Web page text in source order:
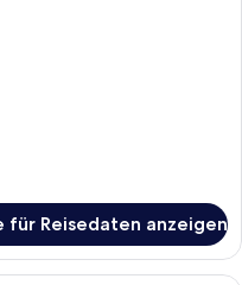
für Reisedaten anzeigen